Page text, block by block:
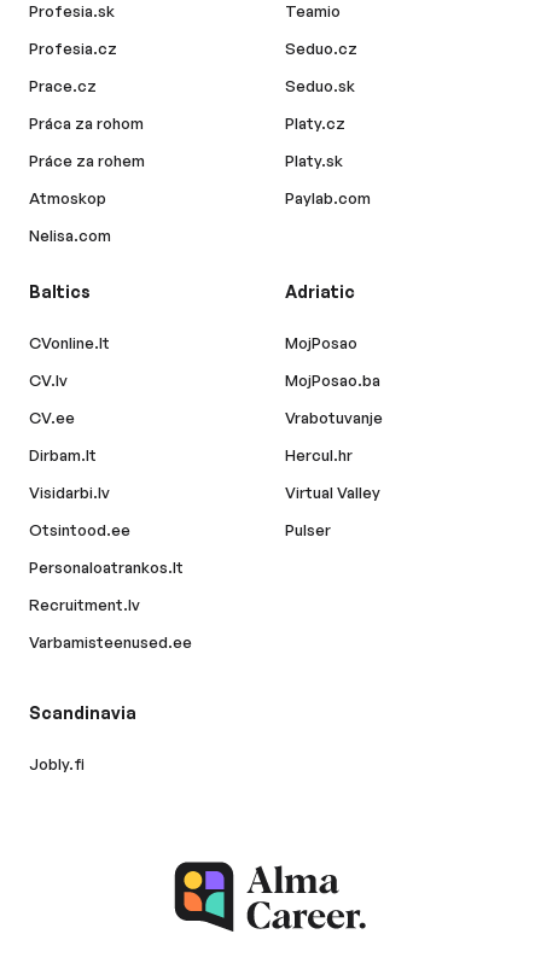
Profesia.sk
Profesia.cz
Prace.cz
Práca za rohom
Práce za rohem
Atmoskop
Nelisa.com
Teamio
Seduo.cz
Seduo.sk
Platy.cz
Platy.sk
Paylab.com
Baltics
CVonline.lt
CV.lv
CV.ee
Dirbam.lt
Visidarbi.lv
Otsintood.ee
Personaloatrankos.lt
Recruitment.lv
Varbamisteenused.ee
Adriatic
MojPosao
MojPosao.ba
Vrabotuvanje
Hercul.hr
Virtual Valley
Pulser
Scandinavia
Jobly.fi